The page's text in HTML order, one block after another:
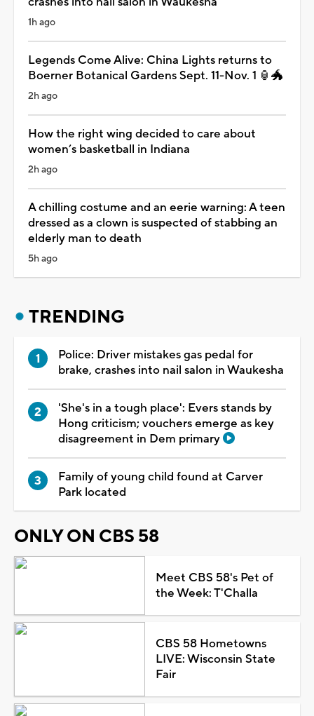
1h ago
Legends Come Alive: China Lights returns to
Boerner Botanical Gardens Sept. 11-Nov. 1 🏮🐲
2h ago
How the right wing decided to care about
women’s basketball in Indiana
2h ago
A chilling costume and an eerie warning: A teen
dressed as a clown is suspected of stabbing an
elderly man to death
5h ago
TRENDING
Police: Driver mistakes gas pedal for
brake, crashes into nail salon in Waukesha
'She's in a tough place': Evers stands by
Hong criticism; vouchers emerge as key
disagreement in Dem primary
Family of young child found at Carver
Park located
ONLY ON CBS 58
Meet CBS 58's Pet of
the Week: T'Challa
CBS 58 Hometowns
LIVE: Wisconsin State
Fair